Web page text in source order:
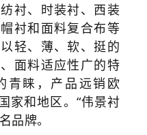
衬、时装衬、西装
衬和面料复合布等
轻、薄、软、挺的
面料适应性广的特
青睐，产品远销欧
家和地区。“伟景衬
品牌。